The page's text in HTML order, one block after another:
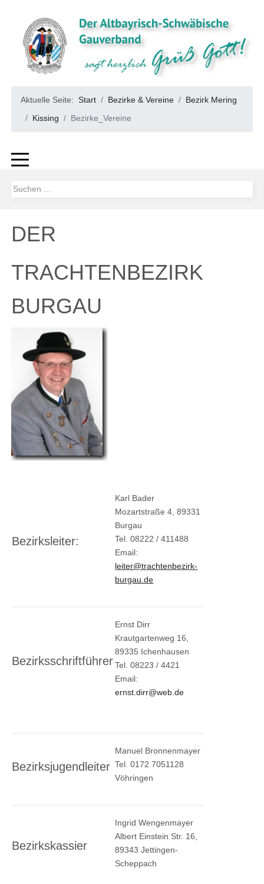
Aktuelle Seite:Start Bezirke & Vereine
Bezirk Mering
Kissing
Bezirke_Vereine
DER
TRACHTENBEZIRK
BURGAU
Bezirksleiter:
Karl Bader
Mozartstraße 4, 89331
Burgau
Tel. 08222 / 411488
Email:
leiter@trachtenbezirk-
burgau.de
Bezirksschriftführer
Ernst Dirr
Krautgartenweg 16,
89335 Ichenhausen
Tel. 08223 / 4421
Email:
ernst.dirr@web.de
Bezirksjugendleiter
Manuel Bronnenmayer
Tel. 0172 7051128
Vöhringen
Bezirkskassier
Ingrid Wengenmayer
Albert Einstein Str. 16,
89343 Jettingen-
Scheppach